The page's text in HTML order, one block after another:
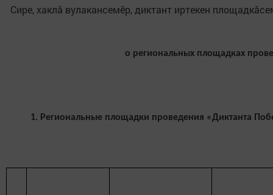
Сире, хаклӑ вулакансемӗр, диктант иртекен
о региональных площадках
1. Региональные площадки проведения «Диктанта